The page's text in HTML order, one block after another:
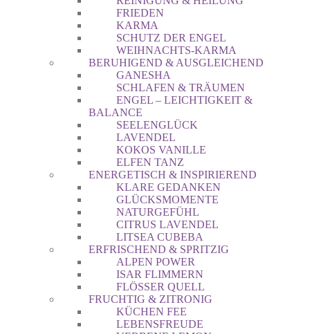
FRIEDEN
KARMA
SCHUTZ DER ENGEL
WEIHNACHTS-KARMA
BERUHIGEND & AUSGLEICHEND
GANESHA
SCHLAFEN & TRÄUMEN
ENGEL – LEICHTIGKEIT &
BALANCE
SEELENGLÜCK
LAVENDEL
KOKOS VANILLE
ELFEN TANZ
ENERGETISCH & INSPIRIEREND
KLARE GEDANKEN
GLÜCKSMOMENTE
NATURGEFÜHL
CITRUS LAVENDEL
LITSEA CUBEBA
ERFRISCHEND & SPRITZIG
ALPEN POWER
ISAR FLIMMERN
FLÖSSER QUELL
FRUCHTIG & ZITRONIG
KÜCHEN FEE
LEBENSFREUDE